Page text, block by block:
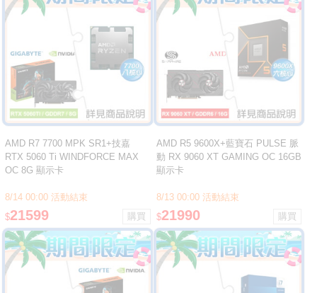
AMD R7 7700 MPK SR1+技嘉
RTX 5060 Ti WINDFORCE MAX
OC 8G 顯示卡
8/14 00:00 活動結束
$21599
AMD R5 9600X+藍寶石 PULSE 脈
動 RX 9060 XT GAMING OC 16GB
顯示卡
8/13 00:00 活動結束
$21990